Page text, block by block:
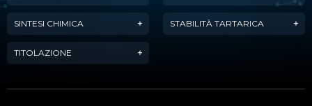
SINTESI CHIMICA STABILITÀ TARTARICA
TITOLAZIONE